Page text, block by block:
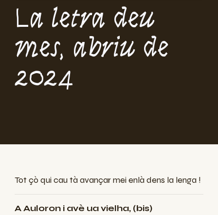
La letra deu
mes, abriu de
2024
Tot çò qui cau tà avançar mei enlà dens la lenga !
A Auloron i avè ua vielha, (bis)